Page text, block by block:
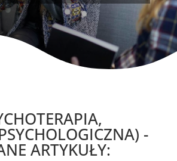
-
ARTYKUŁY: